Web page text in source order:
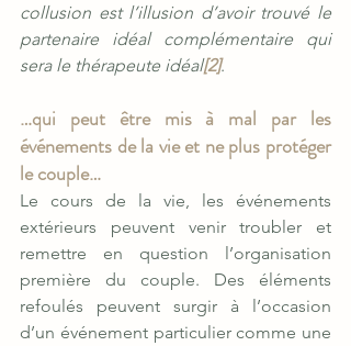
collusion est l’illusion d’avoir trouvé le
partenaire idéal complémentaire qui
sera le thérapeute idéal[2].
…qui peut être mis à mal par les
événements de la vie et ne plus protéger
le couple…
Le cours de la vie, les événements
extérieurs peuvent venir troubler et
remettre en question l’organisation
première du couple. Des éléments
refoulés peuvent surgir à l’occasion
d’un événement particulier comme une